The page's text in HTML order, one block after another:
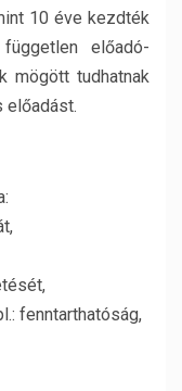
10 éve kezdték
előadó-
mögött tudhatnak
előadást.
fenntarthatóság,